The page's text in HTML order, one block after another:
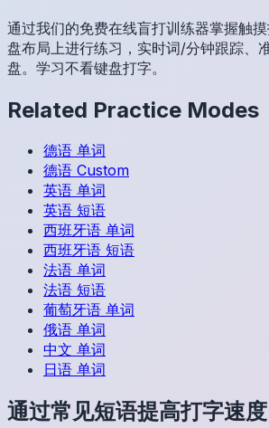
通过我们的免费在线盲打训练器掌握触
盘布局上进行练习，实时词/分钟跟踪、
盘。学习不看键盘打字。
Related Practice Modes
德语 单词
德语 Custom
英语 单词
英语 短语
西班牙语 单词
西班牙语 短语
法语 单词
法语 短语
葡萄牙语 单词
俄语 单词
中文 单词
日语 单词
通过常见短语提高打字速度